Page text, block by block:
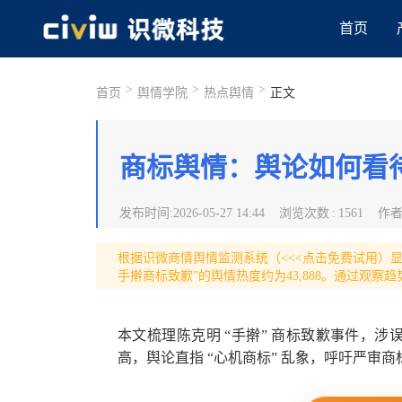
首页
首页 > 舆情学院 > 热点舆情 > 正文
商标舆情：舆论如何看
发布时间 :2026-05-27 14:44 浏览次数 : 1561 作者
根据识微商情舆情监测系统（<<<点击免费试用）
手擀商标致歉”的舆情热度约为43,888。通过观察
本文梳理陈克明 “手擀” 商标致歉事件，涉
高，舆论直指 “心机商标” 乱象，呼吁严审